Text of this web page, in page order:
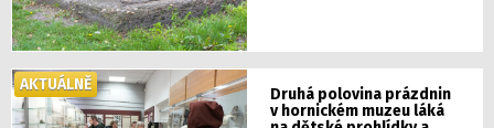
Druhá polovina prázdnin
v hornickém muzeu láká
AKTUÁLNĚ